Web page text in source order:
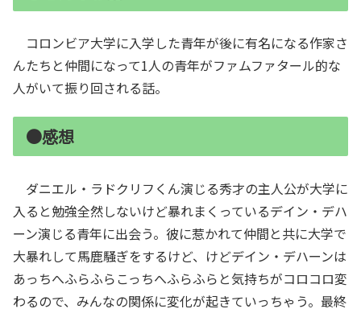
コロンビア大学に入学した青年が後に有名になる作家さ
んたちと仲間になって1人の青年がファムファタール的な
人がいて振り回される話。
●感想
ダニエル・ラドクリフくん演じる秀才の主人公が大学に
入ると勉強全然しないけど暴れまくっているデイン・デハ
ーン演じる青年に出会う。彼に惹かれて仲間と共に大学で
大暴れして馬鹿騒ぎをするけど、けどデイン・デハーンは
あっちへふらふらこっちへふらふらと気持ちがコロコロ変
わるので、みんなの関係に変化が起きていっちゃう。最終